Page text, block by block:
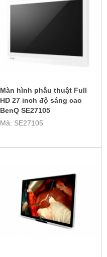
Màn hình phẫu thuật Full
HD 27 inch độ sáng cao
BenQ SE27105
Mã: SE27105